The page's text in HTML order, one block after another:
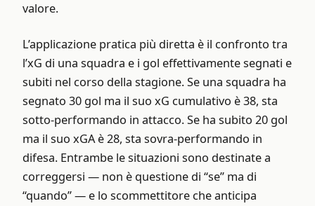
valore.
L’applicazione pratica più diretta è il confronto tra
l’xG di una squadra e i gol effettivamente segnati e
subiti nel corso della stagione. Se una squadra ha
segnato 30 gol ma il suo xG cumulativo è 38, sta
sotto-performando in attacco. Se ha subito 20 gol
ma il suo xGA è 28, sta sovra-performando in
difesa. Entrambe le situazioni sono destinate a
correggersi — non è questione di “se” ma di
“quando” — e lo scommettitore che anticipa